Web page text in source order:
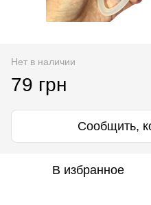
Нет в наличии
79 грн
Сообщить,
В избранное